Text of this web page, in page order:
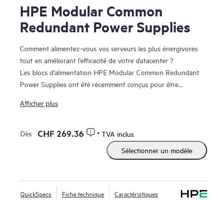
HPE Modular Common
Redundant Power Supplies
Comment alimentez-vous vos serveurs les plus énergivores
tout en améliorant l’efficacité de votre datacenter ?
Les blocs d’alimentation HPE Modular Common Redundant
Power Supplies ont été récemment conçus pour être
intégrant de nouveaux formats ainsi qu’une maintenance et
Titanium, offrant jusqu’à 96 % d’efficacité
permettent aux utilisateurs de dimensionner correctement
les alimentations pour leurs configurations de serveur
Les blocs d’alimentation HPE Modular Common Redundant
Power Supplies sont compatibles avec les serveurs HPE
Afficher plus
Dès CHF 269.36
* TVA inclus
Sélectionner un modèle
QuickSpecs Fiche technique Caractéristiques